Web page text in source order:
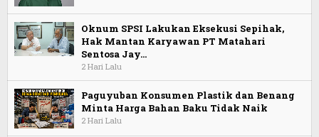
Oknum SPSI Lakukan Eksekusi Sepihak,
Hak Mantan Karyawan PT Matahari
Sentosa Jay…
2 Hari Lalu
Paguyuban Konsumen Plastik dan Benang
Minta Harga Bahan Baku Tidak Naik
2 Hari Lalu